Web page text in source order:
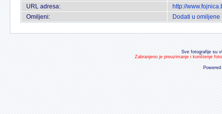
URL adresa:
http://
Omiljeni:
Dodati u omiljene
Sve fotografije su
Zabranjeno je preuzimanje i korištenje